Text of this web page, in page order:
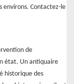
environs. Contactez-le
de
état. Un antiquaire
historique des